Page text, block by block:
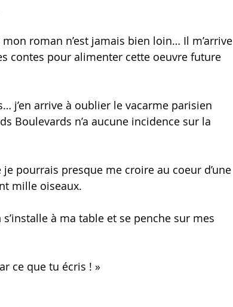
roman n’est jamais bien loin… Il m’arrive
contes pour alimenter cette oeuvre future
j’en arrive à oublier le vacarme parisien
Boulevards n’a aucune incidence sur la
pourrais presque me croire au coeur d’une
mille oiseaux.
à ma table et se penche sur mes
ce que tu écris ! »